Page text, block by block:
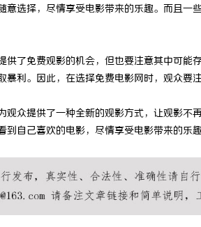
意选择，尽情享受电影带来的乐趣。而且
供了免费观影的机会，但也要注意其中可
暴利。因此，在选择免费电影网时，观众要
观众提供了一种全新的观影方式，让观影
到自己喜欢的电影，尽情享受电影带来的